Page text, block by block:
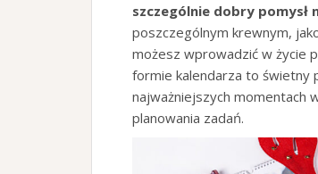
szczególnie dobry pomysł
poszczególnym krewnym,
możesz wprowadzić w życie
formie kalendarza to świetny
najważniejszych momentach
planowania zadań.